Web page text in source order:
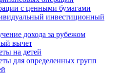
с ценными бумагами
инвестиционный
дохода за рубежом
вычет
на детей
для определенных групп